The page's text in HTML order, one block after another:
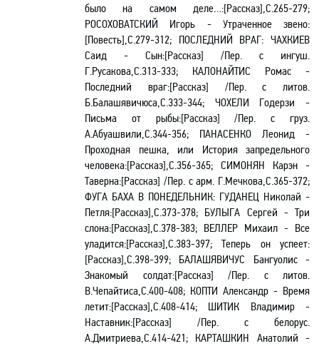
было на самом деле…:[Рассказ],С.265-279;
РОСОХОВАТСКИЙ Игорь - Утраченное звено:
[Повесть],С.279-312; ПОСЛЕДНИЙ ВРАГ: ЧАХКИЕВ
Саид - Сын:[Рассказ] /Пер. с ингуш.
Г.Русакова,С.313-333; КАЛОНАЙТИС Ромас -
Последний враг:[Рассказ] /Пер. с литов.
Б.Балашявичюса,С.333-344; ЧОХЕЛИ Годерзи -
Письма от рыбы:[Рассказ] /Пер. с груз.
А.Абуашвили,С.344-356; ПАНАСЕНКО Леонид -
Проходная пешка, или История запредельного
человека:[Рассказ],С.356-365; СИМОНЯН Карэн -
Таверна:[Рассказ] /Пер. с арм. Г.Мечкова,С.365-372;
ФУГА БАХА В ПОНЕДЕЛЬНИК: ГУДАНЕЦ Николай -
Петля:[Рассказ],С.373-378; БУЛЫГА Сергей - Три
слона:[Рассказ],С.378-383; ВЕЛЛЕР Михаил - Все
уладится:[Рассказ],С.383-397; Теперь он успеет:
[Рассказ],С.398-399; БАЛАШЯВИЧУС Бангуолис -
Знакомый солдат:[Рассказ] /Пер. с литов.
В.Чепайтиса,С.400-408; КОПТИ Александр - Время
летит:[Рассказ],С.408-414; ШИТИК Владимир -
Наставник:[Рассказ] /Пер. с белорус.
А.Дмитриева,С.414-421; КАРТАШКИН Анатолий -